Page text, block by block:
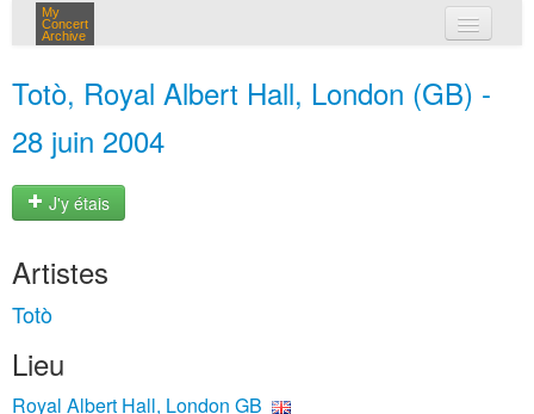
My
Concert
Archive
Totò, Royal Albert Hall, London (GB) -
28 juin 2004
J'y étais
Artistes
Totò
Lieu
Royal Albert Hall, London GB